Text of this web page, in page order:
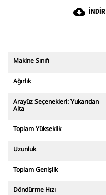
cloud_download İNDIR
Makine Sınıfı
Ağırlık
Arayüz Seçenekleri: Yukarıdan
Alta
Toplam Yükseklik
Uzunluk
Toplam Genişlik
Döndürme Hızı